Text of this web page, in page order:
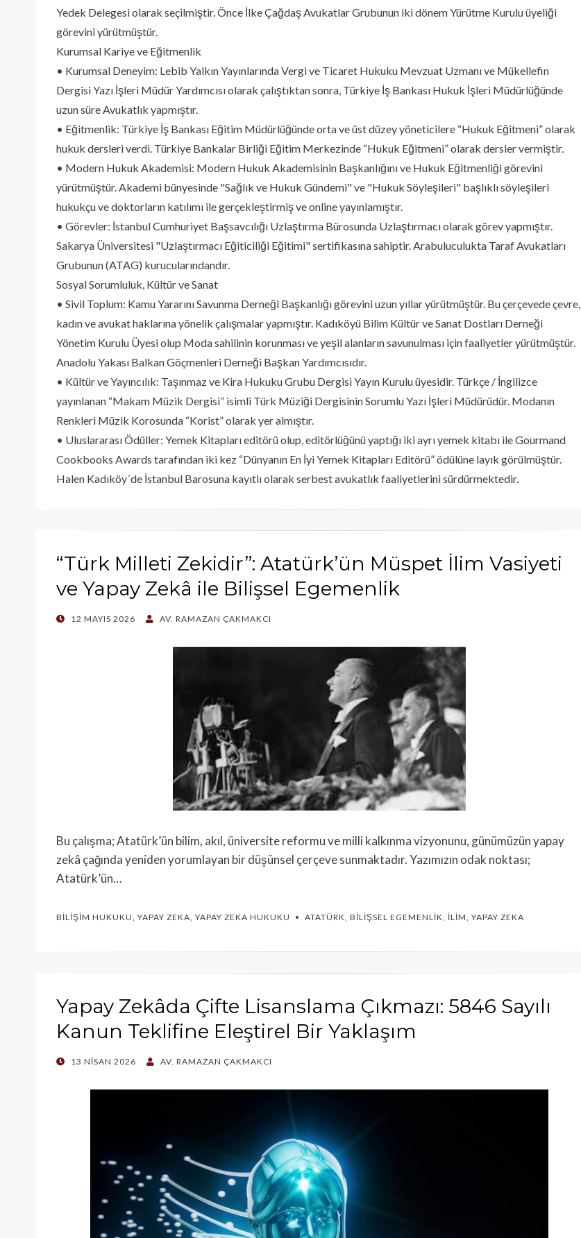
Yedek Delegesi olarak seçilmiştir. Önce İlke Çağdaş Avukatlar Grubunun iki dönem Yürütme Kurulu üyeliği
görevini yürütmüştür.
Kurumsal Kariye ve Eğitmenlik
• Kurumsal Deneyim: Lebib Yalkın Yayınlarında Vergi ve Ticaret Hukuku Mevzuat Uzmanı ve Mükellefin
Dergisi Yazı İşleri Müdür Yardımcısı olarak çalıştıktan sonra, Türkiye İş Bankası Hukuk İşleri Müdürlüğünde
uzun süre Avukatlık yapmıştır.
• Eğitmenlik: Türkiye İş Bankası Eğitim Müdürlüğünde orta ve üst düzey yöneticilere “Hukuk Eğitmeni” olarak
hukuk dersleri verdi. Türkiye Bankalar Birliği Eğitim Merkezinde “Hukuk Eğitmeni” olarak dersler vermiştir.
• Modern Hukuk Akademisi: Modern Hukuk Akademisinin Başkanlığını ve Hukuk Eğitmenliği görevini
yürütmüştür. Akademi bünyesinde "Sağlık ve Hukuk Gündemi" ve "Hukuk Söyleşileri" başlıklı söyleşileri
hukukçu ve doktorların katılımı ile gerçekleştirmiş ve online yayınlamıştır.
• Görevler: İstanbul Cumhuriyet Başsavcılığı Uzlaştırma Bürosunda Uzlaştırmacı olarak görev yapmıştır.
Sakarya Üniversitesi "Uzlaştırmacı Eğiticiliği Eğitimi" sertifikasına sahiptir. Arabuluculukta Taraf Avukatları
Grubunun (ATAG) kurucularındandır.
Sosyal Sorumluluk, Kültür ve Sanat
• Sivil Toplum: Kamu Yararını Savunma Derneği Başkanlığı görevini uzun yıllar yürütmüştür. Bu çerçevede çevre,
kadın ve avukat haklarına yönelik çalışmalar yapmıştır. Kadıköyü Bilim Kültür ve Sanat Dostları Derneği
Yönetim Kurulu Üyesi olup Moda sahilinin korunması ve yeşil alanların savunulması için faaliyetler yürütmüştür.
Anadolu Yakası Balkan Göçmenleri Derneği Başkan Yardımcısıdır.
• Kültür ve Yayıncılık: Taşınmaz ve Kira Hukuku Grubu Dergisi Yayın Kurulu üyesidir. Türkçe / İngilizce
yayınlanan “Makam Müzik Dergisi” isimli Türk Müziği Dergisinin Sorumlu Yazı İşleri Müdürüdür. Modanın
Renkleri Müzik Korosunda “Korist” olarak yer almıştır.
• Uluslararası Ödüller: Yemek Kitapları editörü olup, editörlüğünü yaptığı iki ayrı yemek kitabı ile Gourmand
Cookbooks Awards tarafından iki kez “Dünyanın En İyi Yemek Kitapları Editörü” ödülüne layık görülmüştür.
Halen Kadıköy´de İstanbul Barosuna kayıtlı olarak serbest avukatlık faaliyetlerini sürdürmektedir.
“Türk Milleti Zekidir”: Atatürk’ün Müspet İlim Vasiyeti
ve Yapay Zekâ ile Bilişsel Egemenlik
POSTED
12 MAYIS 2026 AV. RAMAZAN ÇAKMAKCI
Bu çalışma; Atatürk’ün bilim, akıl, üniversite reformu ve milli kalkınma vizyonunu, günümüzün yapay
zekâ çağında yeniden yorumlayan bir düşünsel çerçeve sunmaktadır. Yazımızın odak noktası;
Atatürk’ün…
BILIŞIM HUKUKU, YAPAY ZEKA, YAPAY ZEKA HUKUKU ATATÜRK, BILIŞSEL EGEMENLIK, İLIM, YAPAY ZEKA
Yapay Zekâda Çifte Lisanslama Çıkmazı: 5846 Sayılı
Kanun Teklifine Eleştirel Bir Yaklaşım
POSTED13 NISAN 2026 AV. RAMAZAN ÇAKMAKCI